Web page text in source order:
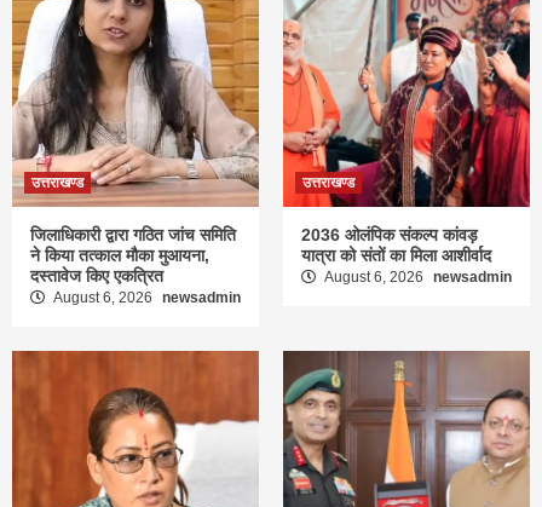
उत्तराखण्ड
जिलाधिकारी द्वारा गठित जांच समिति
ने किया तत्काल मौका मुआयना,
दस्तावेज किए एकत्रित
August 6, 2026 newsadmin
उत्तराखण्ड
2036 ओलंपिक संकल्प कांवड़
यात्रा को संतों का मिला आशीर्वाद
August 6, 2026 newsadmin